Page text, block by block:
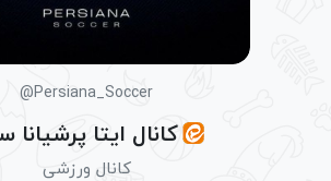
@Persiana_Soccer
کانال ایتا پرشیانا
کانال ورزشی